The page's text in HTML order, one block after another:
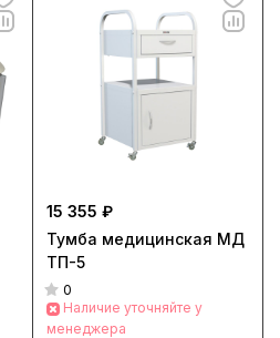
15 355 ₽
Тумба медицинская МД
ТП-5
0
Наличие уточняйте у
менеджера